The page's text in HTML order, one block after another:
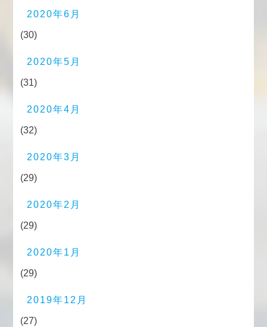
2020年6月
(30)
2020年5月
(31)
2020年4月
(32)
2020年3月
(29)
2020年2月
(29)
2020年1月
(29)
2019年12月
(27)